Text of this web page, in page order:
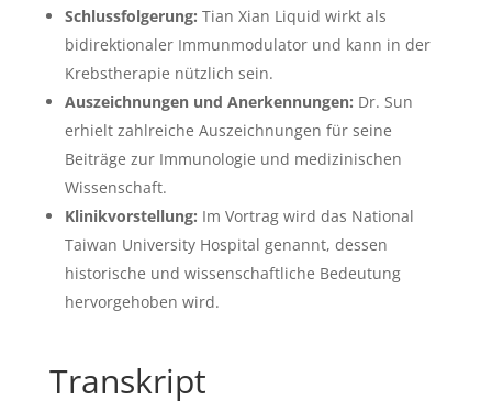
Schlussfolgerung: Tian Xian Liquid wirkt als
bidirektionaler Immunmodulator und kann in der
Krebstherapie nützlich sein.
Auszeichnungen und Anerkennungen: Dr. Sun
erhielt zahlreiche Auszeichnungen für seine
Beiträge zur Immunologie und medizinischen
Wissenschaft.
Klinikvorstellung: Im Vortrag wird das National
Taiwan University Hospital genannt, dessen
historische und wissenschaftliche Bedeutung
hervorgehoben wird.
Transkript